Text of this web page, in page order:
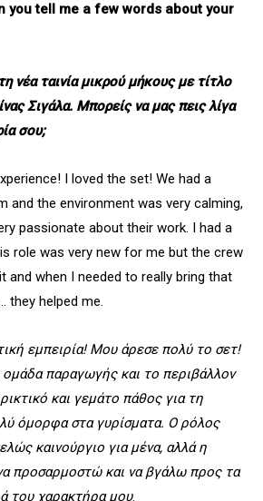
you tell me a few words about your
νέα ταινία μικρού μήκους με τίτλο
Σιγάλα. Μπορείς να μας πεις λίγα
σου;
I loved the set! We had a
and the environment was very calming,
passionate about their work. I had a
role was very new for me but the crew
and when I needed to really bring that
they helped me.
εμπειρία! Μου άρεσε πολύ το σετ!
παραγωγής και το περιβάλλον
και γεμάτο πάθος για τη
όμορφα στα γυρίσματα. Ο ρόλος
καινούργιο για μένα, αλλά η
προσαρμοστώ και να βγάλω προς τα
του χαρακτήρα μου.